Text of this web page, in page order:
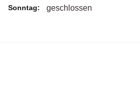
Sonntag: geschlossen